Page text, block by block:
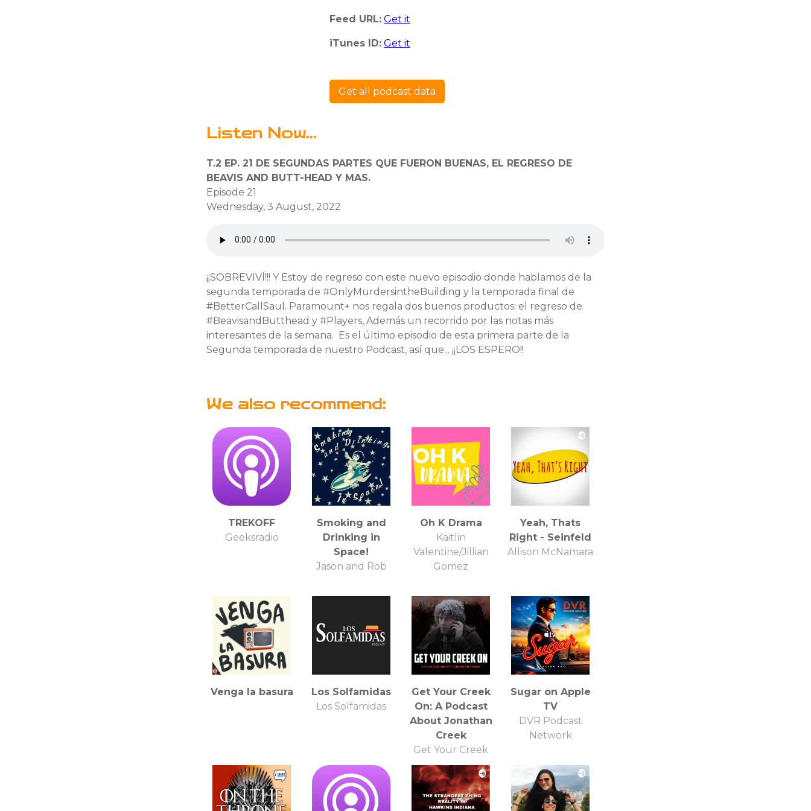
Feed URL: Get it
iTunes ID: Get it
Get all podcast data
Listen Now...
T.2 EP. 21 DE SEGUNDAS PARTES QUE FUERON BUENAS, EL REGRESO DE
BEAVIS AND BUTT-HEAD Y MAS.
Episode 21
Wednesday, 3 August, 2022
¡¡SOBREVIVÍ!!! Y Estoy de regreso con este nuevo episodio donde hablamos de la
segunda temporada de #OnlyMurdersintheBuilding y la temporada final de
#BetterCallSaul. Paramount+ nos regala dos buenos productos: el regreso de
#BeavisandButthead y #Players, Además un recorrido por las notas más
interesantes de la semana. Es el último episodio de esta primera parte de la
Segunda temporada de nuestro Podcast, así que... ¡¡LOS ESPERO!!
We also recommend:
TREKOFF
Geeksradio
Smoking and
Drinking in
Space!
Jason and Rob
Oh K Drama
Kaitlin
Valentine/Jillian
Gomez
Yeah, Thats
Right - Seinfeld
Allison McNamara
Venga la basura
Los Solfamidas
Los Solfamidas
Get Your Creek
On: A Podcast
About Jonathan
Creek
Get Your Creek
On
Sugar on Apple
TV
DVR Podcast
Network